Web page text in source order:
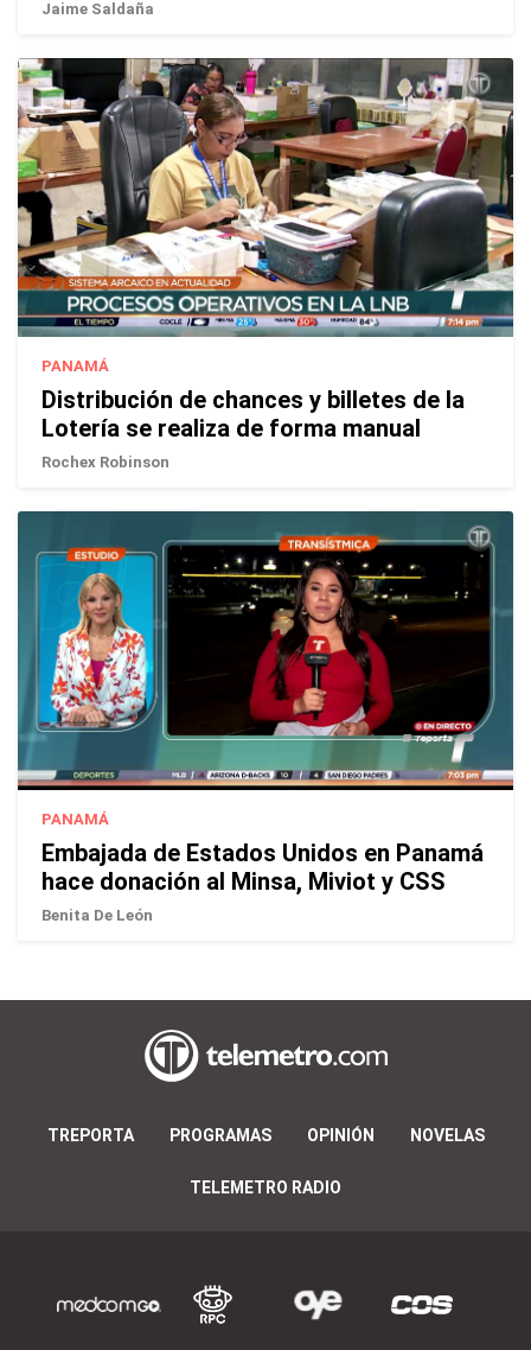
Jaime Saldaña
PANAMÁ
Distribución de chances y billetes de la
Lotería se realiza de forma manual
Rochex Robinson
PANAMÁ
Embajada de Estados Unidos en Panamá
hace donación al Minsa, Miviot y CSS
Benita De León
TREPORTA PROGRAMAS OPINIÓN NOVELAS
TELEMETRO RADIO